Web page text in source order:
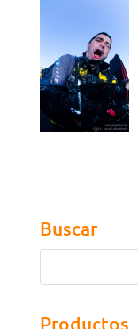
Buscar
Productos